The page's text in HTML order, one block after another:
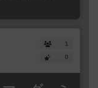
1
0